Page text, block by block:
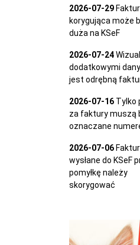
2026-07-29
korygująca może
duża na KSeF
2026-07-24
dodatkowymi
jest odrębną
2026-07-16 Tylko
za faktury muszą
oznaczane
2026-07-06
wysłane do KSeF
pomyłkę należy
skorygować